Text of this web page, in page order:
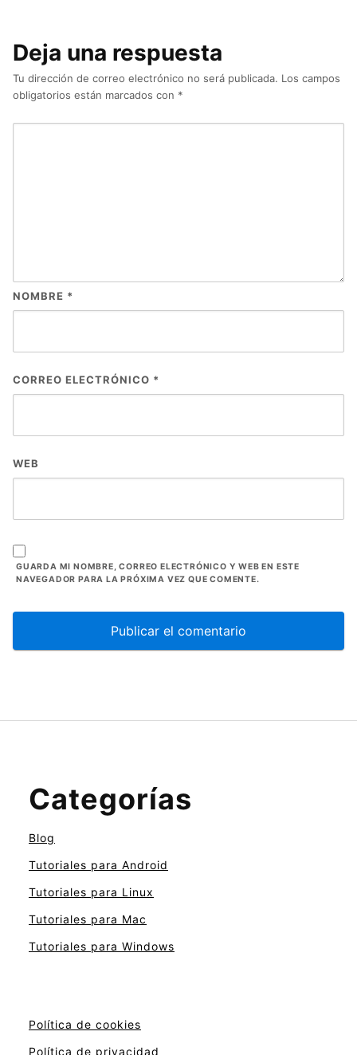
Deja una respuesta
Tu dirección de correo electrónico no será publicada. Los campos
obligatorios están marcados con *
NOMBRE *
CORREO ELECTRÓNICO *
WEB
GUARDA MI NOMBRE, CORREO ELECTRÓNICO Y WEB EN ESTE
NAVEGADOR PARA LA PRÓXIMA VEZ QUE COMENTE.
Categorías
Blog
Tutoriales para Android
Tutoriales para Linux
Tutoriales para Mac
Tutoriales para Windows
Política de cookies
Política de privacidad